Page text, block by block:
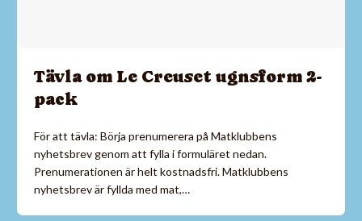
Tävla om Le Creuset ugnsform 2-
pack
För att tävla: Börja prenumerera på Matklubbens
nyhetsbrev genom att fylla i formuläret nedan.
Prenumerationen är helt kostnadsfri. Matklubbens
nyhetsbrev är fyllda med mat,…